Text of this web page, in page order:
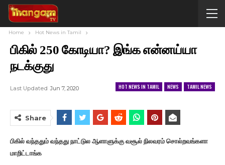
Home Hot News in Tamil
பிகில் 250 கோடியா? இங்க என்னய்யா
நடக்குது
HOT NEWS IN TAMIL NEWS TAMIL NEWS
Last Updated Jun 7, 2020
Share
பிகில் வந்ததும் வந்தது நாட்டுல ஆளாளுக்கு வசூல் நிலவரம் சொல்றவங்களா
மாறிட்டாங்க